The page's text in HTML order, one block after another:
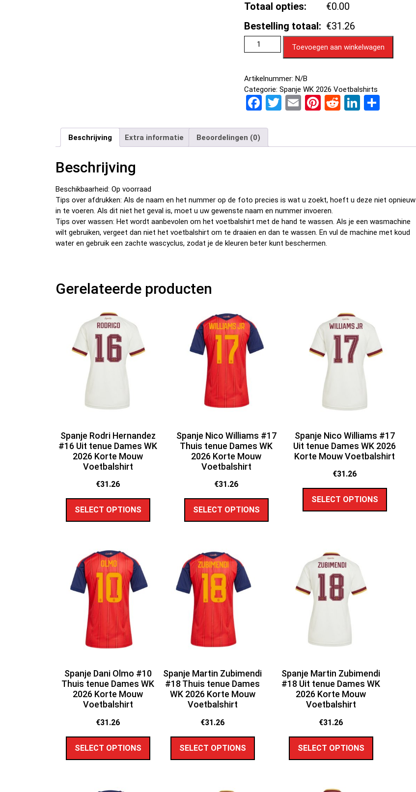
Totaal opties:
€0.00
Bestelling totaal: €31.26
Toevoegen aan winkelwagen
Artikelnummer: N/B
Categorie: Spanje WK 2026 Voetbalshirts
F
ce
b
k
T
er
E Pi
es
R
di
Li
dI
D
n
Beschrijving Extra informatie Beoordelingen (0)
Beschrijving
Beschikbaarheid: Op voorraad
Tips over afdrukken: Als de naam en het nummer op de foto precies is wat u zoekt, hoeft u deze niet opnieuw
in te voeren. Als dit niet het geval is, moet u uw gewenste naam en nummer invoeren.
Tips over wassen: Het wordt aanbevolen om het voetbalshirt met de hand te wassen. Als je een wasmachine
wilt gebruiken, vergeet dan niet het voetbalshirt om te draaien en dan te wassen. En vul de machine met koud
water en gebruik een zachte wascyclus, zodat je de kleuren beter kunt beschermen.
Gerelateerde producten
Spanje Rodri Hernandez
#16 Uit tenue Dames WK
2026 Korte Mouw
Voetbalshirt
€31.26
SELECT OPTIONS
Spanje Nico Williams #17
Thuis tenue Dames WK
2026 Korte Mouw
Voetbalshirt
€31.26
SELECT OPTIONS
Spanje Nico Williams #17
Uit tenue Dames WK 2026
Korte Mouw Voetbalshirt
€31.26
SELECT OPTIONS
Spanje Dani Olmo #10
Thuis tenue Dames WK
2026 Korte Mouw
Voetbalshirt
€31.26
SELECT OPTIONS
Spanje Martin Zubimendi
#18 Thuis tenue Dames
WK 2026 Korte Mouw
Voetbalshirt
€31.26
SELECT OPTIONS
Spanje Martin Zubimendi
#18 Uit tenue Dames WK
2026 Korte Mouw
Voetbalshirt
€31.26
SELECT OPTIONS